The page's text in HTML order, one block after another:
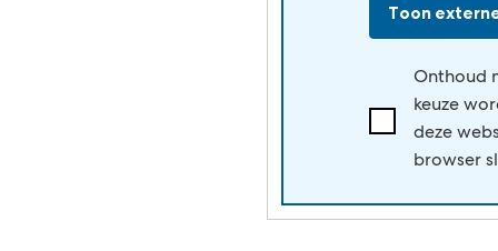
Toon
Ik
accepteer
voorwaarden
Onthoud
keuze
deze
browser